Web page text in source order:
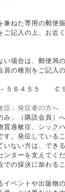
兼ねた専用の郵便
ご記入の上、お近
い場合は、郵便局
員の種別をご記入
５６４５５ ＣＳ
症」発症者の方へ
み」（購読会員）
質過敏症、シック
す。発症している
いない方は、でき
ンターを支えてくだ
での採決に加わる
イベントや出版物